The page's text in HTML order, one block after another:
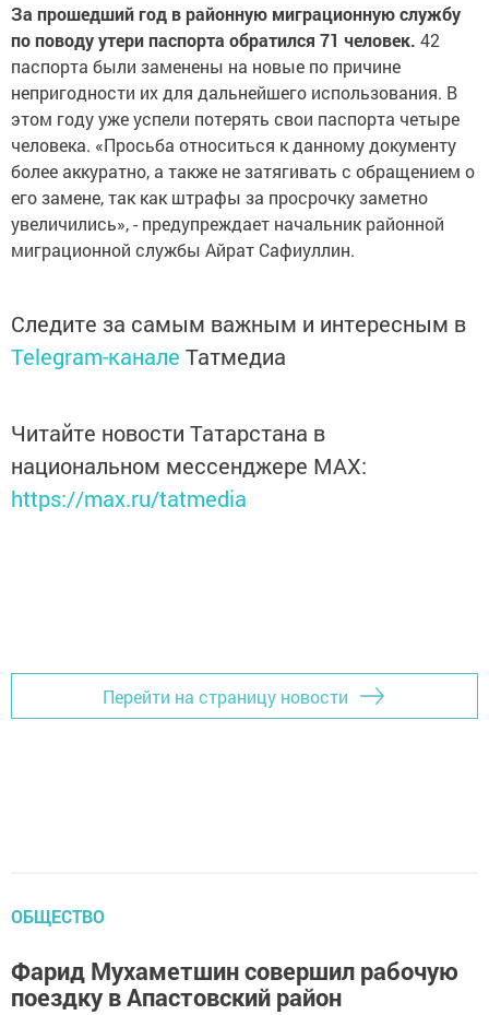
За прошедший год в районную миграционную службу
по поводу утери паспорта обратился 71 человек. 42
паспорта были заменены на новые по причине
непригодности их для дальнейшего использования. В
этом году уже успели потерять свои паспорта четыре
человека. «Просьба относиться к данному документу
более аккуратно, а также не затягивать с обращением о
его замене, так как штрафы за просрочку заметно
увеличились», - предупреждает начальник районной
миграционной службы Айрат Сафиуллин.
Следите за самым важным и интересным в
Telegram-канале Татмедиа
Читайте новости Татарстана в
национальном мессенджере MАХ:
https://max.ru/tatmedia
Перейти на страницу новости
ОБЩЕСТВО
Фарид Мухаметшин совершил рабочую
поездку в Апастовский район